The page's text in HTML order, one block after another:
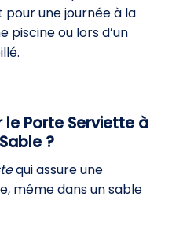
une journée à la
piscine ou lors d’un
le Porte Serviette à
?
qui assure une
même dans un sable